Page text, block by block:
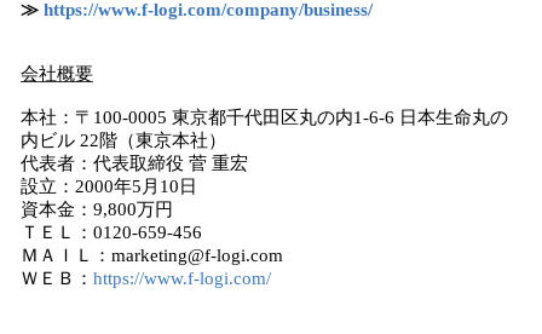
≫ https://www.f-logi.com/company/business/
会社概要
本社：〒100-0005 東京都千代田区丸の内1-6-6 日本生命丸の
内ビル 22階（東京本社）
代表者：代表取締役 菅 重宏
設立：2000年5月10日
資本金：9,800万円
ＴＥＬ：0120-659-456
ＭＡＩＬ：marketing@f-logi.com
ＷＥＢ： https://www.f-logi.com/